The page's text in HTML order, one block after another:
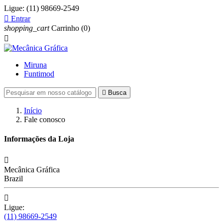
Ligue: (11) 98669-2549
 Entrar
shopping_cart Carrinho (0)

Miruna
Funtimod
 Busca
Início
Fale conosco
Informações da Loja

Mecânica Gráfica
Brazil

Ligue:
(11) 98669-2549